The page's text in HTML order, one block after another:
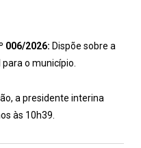
006/2026: Dispõe sobre a
o município.
a presidente interina
às 10h39.